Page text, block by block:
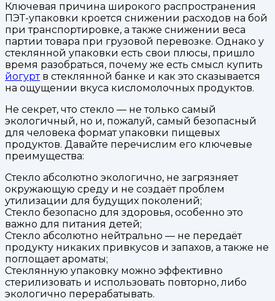
Ключевая причина широкого распространения
ПЭТ-упаковки кроется снижении расходов на бой
при транспортировке, а также снижении веса
партии товара при грузовой перевозке. Однако у
стеклянной упаковки есть свои плюсы, пришло
время разобраться, почему же есть смысл купить
йогуртв стеклянной банке и как это сказывается
на ощущении вкуса кисломолочных продуктов.
Не секрет, что стекло — не только самый
экологичный, но и, пожалуй, самый безопасный
для человека формат упаковки пищевых
продуктов. Давайте перечислим его ключевые
преимущества:
Стекло абсолютно экологично, не загрязняет
окружающую среду и не создаёт проблем
утилизации для будущих поколений;
Стекло безопасно для здоровья, особенно это
важно для питания детей;
Стекло абсолютно нейтрально — не передаёт
продукту никаких привкусов и запахов, а также не
поглощает ароматы;
Стеклянную упаковку можно эффективно
стерилизовать и использовать повторно, либо
экологично перерабатывать.